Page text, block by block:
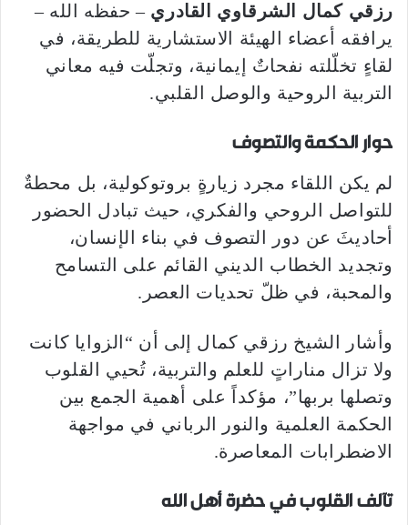
رزقي كمال الشرقاوي القادري – حفظه الله –
يرافقه أعضاء الهيئة الاستشارية للطريقة، في
لقاءٍ تخلّلته نفحاتٌ إيمانية، وتجلّت فيه معاني
التربية الروحية والوصل القلبي.
حوار الحكمة والتصوف
لم يكن اللقاء مجرد زيارةٍ بروتوكولية، بل محطةٌ
للتواصل الروحي والفكري، حيث تبادل الحضور
أحاديثَ عن دور التصوف في بناء الإنسان،
وتجديد الخطاب الديني القائم على التسامح
والمحبة، في ظلّ تحديات العصر.
وأشار الشيخ رزقي كمال إلى أن “الزوايا كانت
ولا تزال مناراتٍ للعلم والتربية، تُحيي القلوب
وتصلها بربها”، مؤكداً على أهمية الجمع بين
الحكمة العلمية والنور الرباني في مواجهة
الاضطرابات المعاصرة.
تآلف القلوب في حضرة أهل الله